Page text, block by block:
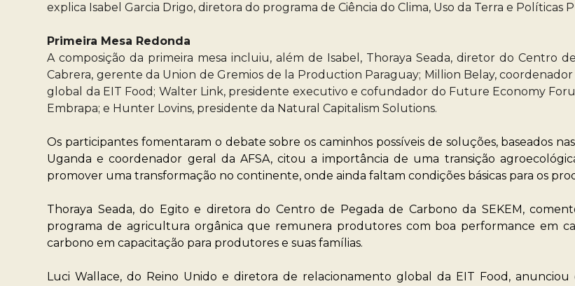
explica Isabel Garcia Drigo, diretora do programa de Ciência do Clima, Uso da Terra e Políticas
Primeira Mesa Redonda
A composição da primeira mesa incluiu, além de Isabel, Thoraya Seada, diretor do Centro
Cabrera, gerente da Union de Gremios de la Production Paraguay; Million Belay,
global da EIT Food; Walter Link, presidente executivo e cofundador do Future Economy
Embrapa; e Hunter Lovins, presidente da Natural Capitalism Solutions.
Os participantes fomentaram o debate sobre os caminhos possíveis de soluções, baseados
Uganda e coordenador geral da AFSA, citou a importância de uma transição
promover uma transformação no continente, onde ainda faltam condições básicas para os
Thoraya Seada, do Egito e diretora do Centro de Pegada de Carbono da SEKEM,
programa de agricultura orgânica que remunera produtores com boa performance em
carbono em capacitação para produtores e suas famílias.
Luci Wallace, do Reino Unido e diretora de relacionamento global da EIT Food,